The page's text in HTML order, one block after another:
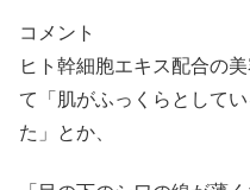
コメント
ヒト幹細胞エキス配合の
て「肌がふっくらとして
た」とか、